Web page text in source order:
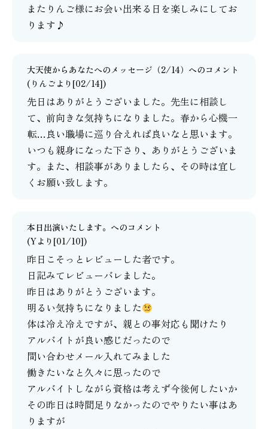
またりんご様にお会い出来る日を楽しみにしてお
ります♪
大天使からあなたへのメッセージ（2/14） へのコメント
(りんごより[02/14])
先日はありがとうございました。先生に相談し
て、前向きな気持ちになりました。春から心機一
転…良い職場に巡り合えれば良いなと思います。
いつも親身になった下さり、ありがとうございま
す。また、相談事がありましたら、その時は宜し
くお願い致します。
本日出演いたします。 へのコメント
(Yより[01/10])
昨日こそっとレビューした者です。
日記みてレビューバレました。
昨日はありがとうございます。
明るい気持ちになりました
体は冷え冷えですが、親との事対応も聞けたり
アルバイトが良い感じだったので
問い合わせメール入れてみました
働きたいなと久々に思ったので
アルバイトしながら資格は考えず今後何したいか
その昨日は時間足りなかったのでやりたい事はあ
りますが